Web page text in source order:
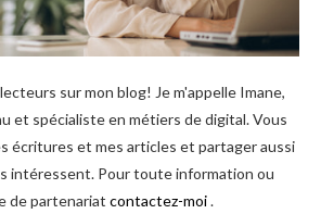
sur mon blog! Je m'appelle Imane,
et spécialiste en métiers de digital. Vous
écritures et mes articles et partager aussi
intéressent. Pour toute information ou
de partenariat contactez-moi.